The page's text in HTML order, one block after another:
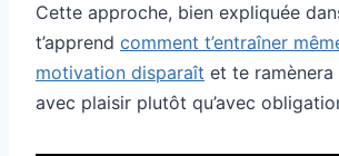
Cette approche, bien expliquée
t’apprend comment t’entraîner
motivation disparaît et te
avec plaisir plutôt qu’avec